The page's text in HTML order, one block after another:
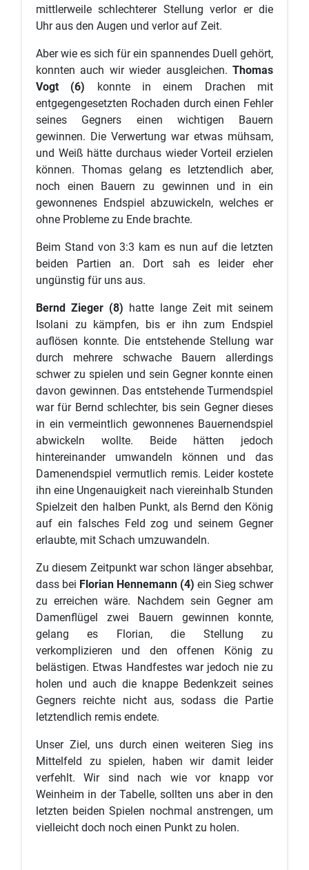
mittlerweile schlechterer Stellung verlor er die
Uhr aus den Augen und verlor auf Zeit.
Aber wie es sich für ein spannendes Duell gehört,
konnten auch wir wieder ausgleichen. Thomas
Vogt (6) konnte in einem Drachen mit
entgegengesetzten Rochaden durch einen Fehler
seines Gegners einen wichtigen Bauern
gewinnen. Die Verwertung war etwas mühsam,
und Weiß hätte durchaus wieder Vorteil erzielen
können. Thomas gelang es letztendlich aber,
noch einen Bauern zu gewinnen und in ein
gewonnenes Endspiel abzuwickeln, welches er
ohne Probleme zu Ende brachte.
Beim Stand von 3:3 kam es nun auf die letzten
beiden Partien an. Dort sah es leider eher
ungünstig für uns aus.
Bernd Zieger (8) hatte lange Zeit mit seinem
Isolani zu kämpfen, bis er ihn zum Endspiel
auflösen konnte. Die entstehende Stellung war
durch mehrere schwache Bauern allerdings
schwer zu spielen und sein Gegner konnte einen
davon gewinnen. Das entstehende Turmendspiel
war für Bernd schlechter, bis sein Gegner dieses
in ein vermeintlich gewonnenes Bauernendspiel
abwickeln wollte. Beide hätten jedoch
hintereinander umwandeln können und das
Damenendspiel vermutlich remis. Leider kostete
ihn eine Ungenauigkeit nach viereinhalb Stunden
Spielzeit den halben Punkt, als Bernd den König
auf ein falsches Feld zog und seinem Gegner
erlaubte, mit Schach umzuwandeln.
Zu diesem Zeitpunkt war schon länger absehbar,
dass bei Florian Hennemann (4) ein Sieg schwer
zu erreichen wäre. Nachdem sein Gegner am
Damenflügel zwei Bauern gewinnen konnte,
gelang es Florian, die Stellung zu
verkomplizieren und den offenen König zu
belästigen. Etwas Handfestes war jedoch nie zu
holen und auch die knappe Bedenkzeit seines
Gegners reichte nicht aus, sodass die Partie
letztendlich remis endete.
Unser Ziel, uns durch einen weiteren Sieg ins
Mittelfeld zu spielen, haben wir damit leider
verfehlt. Wir sind nach wie vor knapp vor
Weinheim in der Tabelle, sollten uns aber in den
letzten beiden Spielen nochmal anstrengen, um
vielleicht doch noch einen Punkt zu holen.